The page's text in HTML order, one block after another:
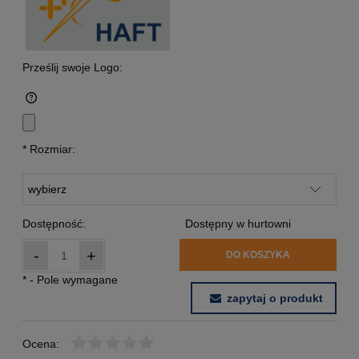
Prześlij swoje Logo:
* Rozmiar:
Dostępność: Dostępny w hurtowni
- + DO KOSZYKA
* - Pole wymagane
zapytaj o produkt
Ocena: